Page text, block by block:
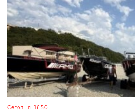
Сегодня, 16:50